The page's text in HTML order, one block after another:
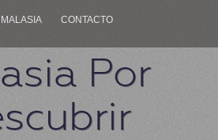
CONTACTO
Por